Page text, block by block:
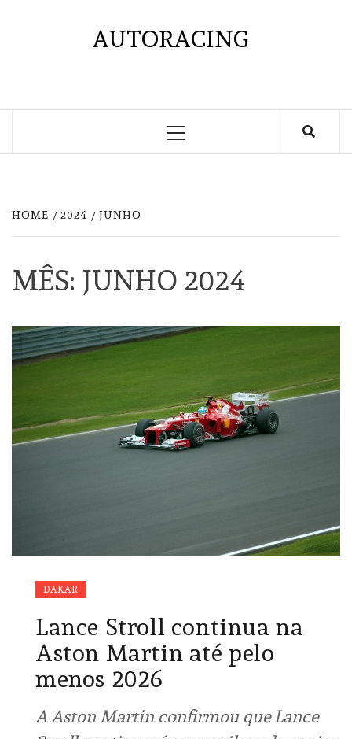
AUTORACING
Primary
HOME 2024 JUNHO
MÊS: JUNHO 2024
DAKAR
Lance Stroll continua na
Aston Martin até pelo
menos 2026
A Aston Martin confirmou que Lance